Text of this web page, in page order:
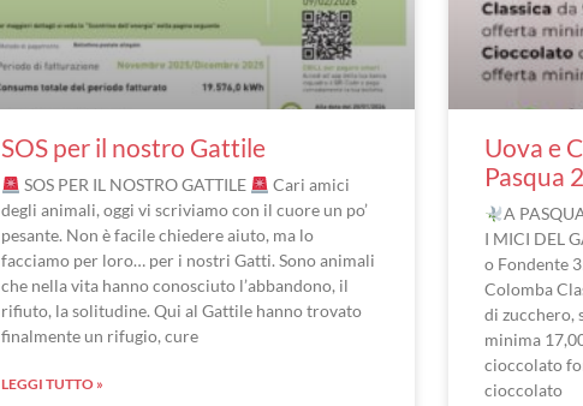
SOS per il nostro Gattile
SOS PER IL NOSTRO GATTILE
Cari amici
degli animali, oggi vi scriviamo con il cuore un po’
pesante. Non è facile chiedere aiuto, ma lo
facciamo per loro… per i nostri Gatti. Sono animali
che nella vita hanno conosciuto l’abbandono, il
rifiuto, la solitudine. Qui al Gattile hanno trovato
finalmente un rifugio, cure
LEGGI TUTTO »
Uova e
Pasqua
A
I MICI DEL
o Fondente
Colomba
di zucchero,
minima
cioccolato
cioccolato